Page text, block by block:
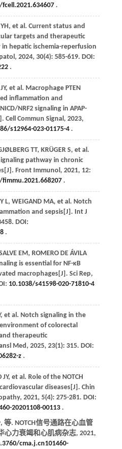
fcell.2021.634607.
YH, et al. Current status and
targets and therapeutic
hepatic ischemia-reperfusion
, 2024, 30(4): 585-619. DOI:
.
JY, et al. Macrophage PTEN
inflammation and
NRF2 signaling in APAP-
Cell Commun Signal, 2023,
s12964-023-01175-4.
TT, KRÜGER S, et al.
pathway in chronic
Front Immunol, 2021, 12:
fimmu.2021.668207.
L, WEIGAND MA, et al. Notch
and sepsis[J]. Int J
DOI:
.
EM, ROMERO DE ÁVILA
is essential for NF-κB
macrophages[J]. Sci Rep,
10.1038/s41598-020-71810-4
, et al. Notch signaling in the
of colorectal
therapeutic
Med, 2025, 23(1): 315. DOI:
z.
JY, et al. Role of the NOTCH
diseases[J]. Chin
, 2021, 5(4): 275-281. DOI:
20201108-00113.
等. NOTCH信号通路在心血管
心力衰竭和心肌病杂志, 2021,
cma.j.cn101460-